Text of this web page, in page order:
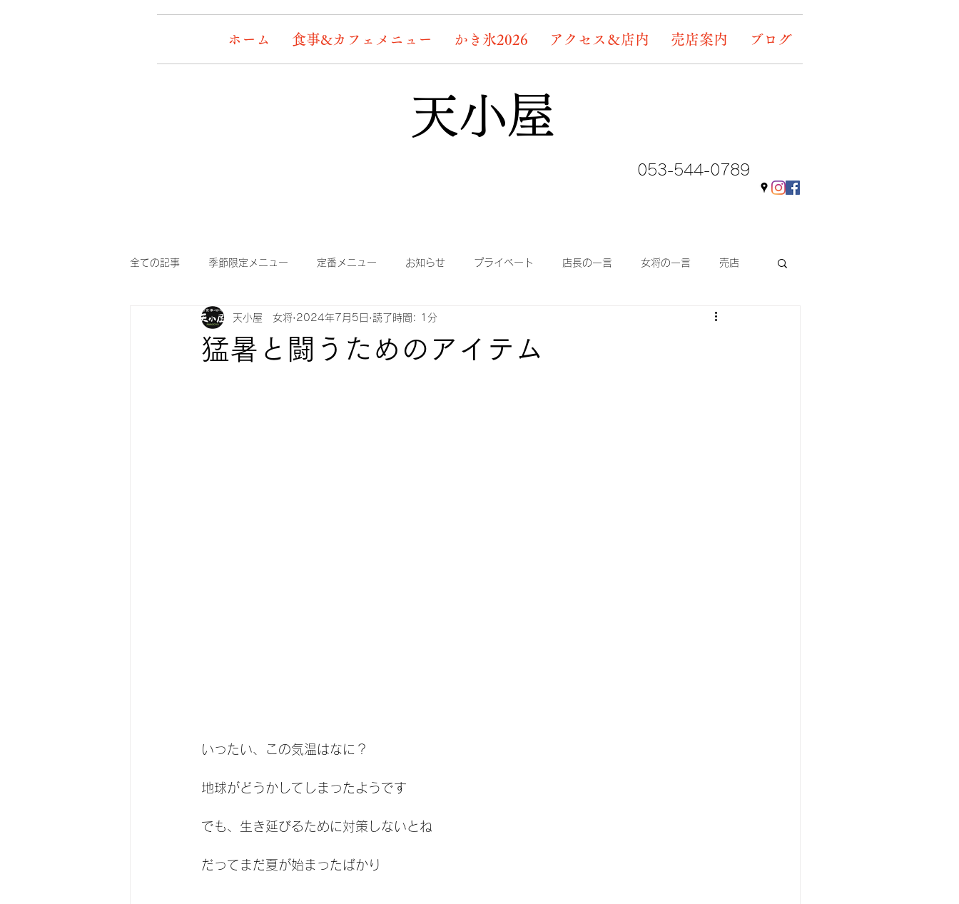
ホーム 食事&カフェメニュー かき氷2026 アクセス＆店内 売店案内 ブログ
天小屋
053-544-0789
全ての記事 季節限定メニュー 定番メニュー お知らせ プライベート 店長の一言 女将の一言 売店
デッキワンコ イケメン&女盛り まかない 蛍情報 ギャラリー&イベント
猛暑と闘うためのアイテム
天小屋 女将 2024年7月5日 読了時間: 1分
いったい、この気温はなに？
地球がどうかしてしまったようです
でも、生き延びるために対策しないとね
だってまだ夏が始まったばかり